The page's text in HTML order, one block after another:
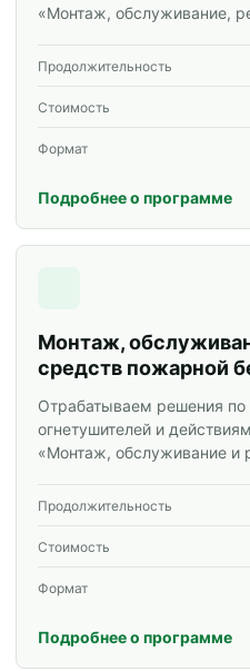
«Монтаж, обслуживание,
корпоративных групп.
Продолжительность
Стоимость
Формат
Подробнее о программе
Монтаж,
средств пожарной
Отрабатываем решения
огнетушителей и
«Монтаж, обслуживание и
групп.
Продолжительность
Стоимость
Формат
Подробнее о программе